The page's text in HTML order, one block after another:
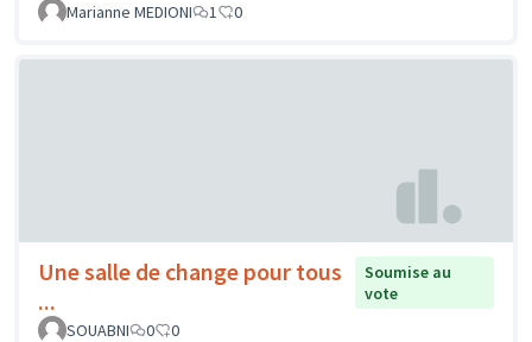
Marianne MEDIONI
1 0
Une salle de change pour tous
...
Soumise au
vote
SOUABNI
0 0